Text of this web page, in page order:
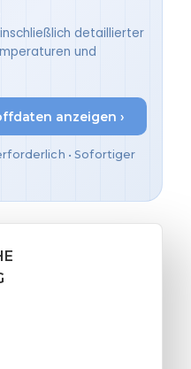
detaillierter
und
anzeigen ›
• Sofortiger